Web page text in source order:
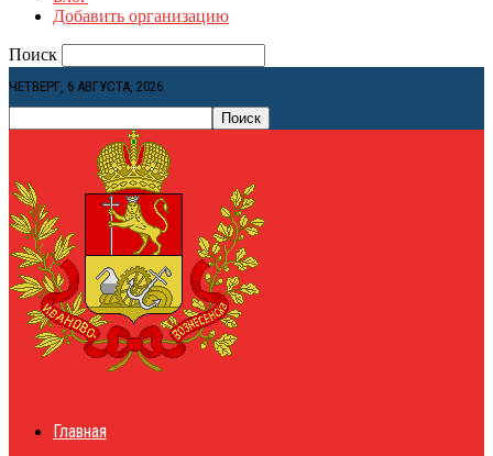
Добавить организацию
Поиск
ЧЕТВЕРГ, 6 АВГУСТА, 2026
Главная